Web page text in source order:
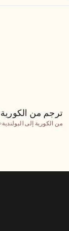
ترجم
ترجم من الكورية
من الكورية إلى البولندية